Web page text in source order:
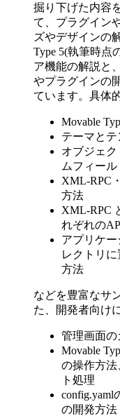
掘り下げた内容
て、プラグイン
ズやデザインの
Type 5(執筆時点
ア機能の解説と
やプラグインの
ています。具体
Movable
テーマと
オブジェ
ムフィー
XML-RPC
方法
XML-RPC
れぞれの
アプリケー
レクトリ
方法
などを豊富なサ
た、開発者向け
管理画面
Movable
の操作方法
ト処理
config.yaml
の開発方法